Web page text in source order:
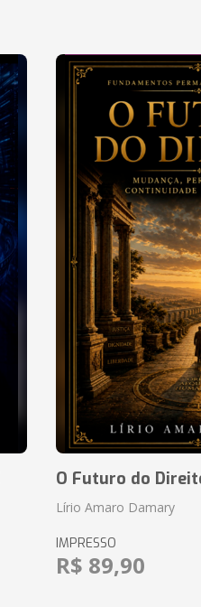
O Futuro do
Lírio Amaro Damary
IMPRESSO
R$ 89,90